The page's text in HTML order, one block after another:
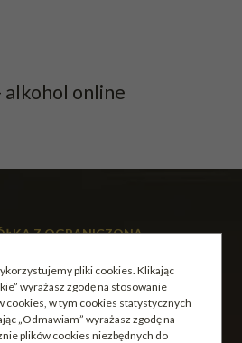
alkohol online
Z OGRANICZONĄ
pliki cookies. Klikając
wyrażasz zgodę na stosowanie
cookies, w tym cookies statystycznych
„Odmawiam” wyrażasz zgodę na
plików cookies niezbędnych do